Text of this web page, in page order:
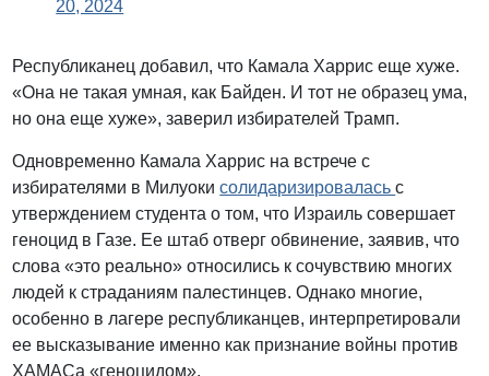
20, 2024
Республиканец добавил, что Камала Харрис еще хуже.
«Она не такая умная, как Байден. И тот не образец ума,
но она еще хуже», заверил избирателей Трамп.
Одновременно Камала Харрис на встрече с
избирателями в Милуокисолидаризироваласьс
утверждением студента о том, что Израиль совершает
геноцид в Газе. Ее штаб отверг обвинение, заявив, что
слова «это реально» относились к сочувствию многих
людей к страданиям палестинцев. Однако многие,
особенно в лагере республиканцев, интерпретировали
ее высказывание именно как признание войны против
ХАМАСа «геноцидом».